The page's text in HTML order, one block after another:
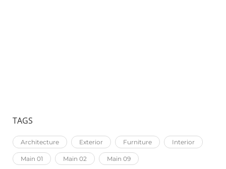
TAGS
Architecture Exterior Furniture Interior
Main 01 Main 02 Main 09